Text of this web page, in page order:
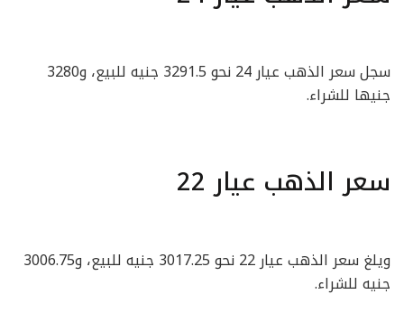
سجل سعر الذهب عيار 24 نحو 3291.5 جنيه للبيع، و3280
جنيها للشراء.
سعر الذهب عيار 22
ويلغ سعر الذهب عيار 22 نحو 3017.25 جنيه للبيع، و3006.75
جنيه للشراء.